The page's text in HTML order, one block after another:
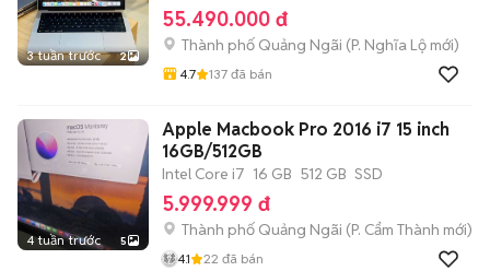
3 tuần trước 2
55.490.000 đ
Thành phố Quảng Ngãi (P. Nghĩa Lộ mới)
4.7 137 đã bán
4 tuần trước 5
Apple Macbook Pro 2016 i7 15 inch
16GB/512GB
Intel Core i7 16 GB 512 GB SSD
5.999.999 đ
Thành phố Quảng Ngãi (P. Cẩm Thành mới)
4.1 22 đã bán